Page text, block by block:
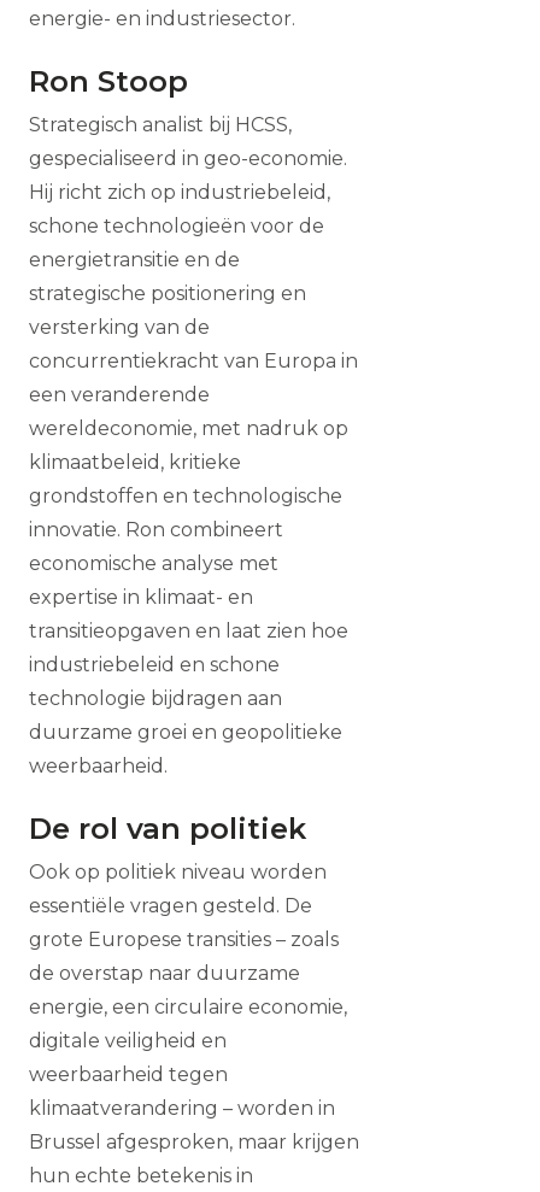
energie- en industriesector.
Ron Stoop
Strategisch analist bij HCSS,
gespecialiseerd in geo-economie.
Hij richt zich op industriebeleid,
schone technologieën voor de
energietransitie en de
strategische positionering en
versterking van de
concurrentiekracht van Europa in
een veranderende
wereldeconomie, met nadruk op
klimaatbeleid, kritieke
grondstoffen en technologische
innovatie. Ron combineert
economische analyse met
expertise in klimaat- en
transitieopgaven en laat zien hoe
industriebeleid en schone
technologie bijdragen aan
duurzame groei en geopolitieke
weerbaarheid.
De rol van politiek
Ook op politiek niveau worden
essentiële vragen gesteld. De
grote Europese transities – zoals
de overstap naar duurzame
energie, een circulaire economie,
digitale veiligheid en
weerbaarheid tegen
klimaatverandering – worden in
Brussel afgesproken, maar krijgen
hun echte betekenis in